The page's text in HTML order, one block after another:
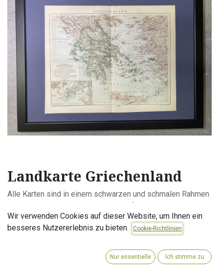
Landkarte Griechenland
Alle Karten sind in einem schwarzen und schmalen Rahmen
montiert, Plexiglas.
Zustand: Karten im Rahmen können Knicke oder leichte
Wir verwenden Cookies auf dieser Website, um Ihnen ein
besseres Nutzererlebnis zu bieten.
Cookie-Richtlinien
Nur essentielle Ich stimme zu